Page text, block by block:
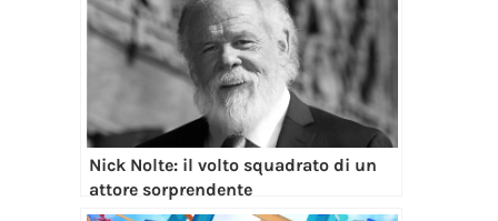
Nick Nolte: il volto squadrato di un
attore sorprendente